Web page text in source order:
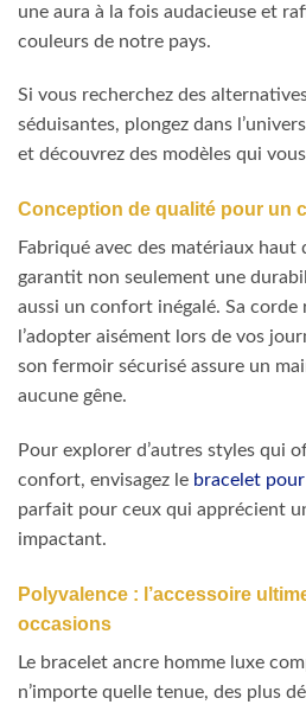
une aura à la fois audacieuse et
couleurs de notre pays.
Si vous recherchez des
séduisantes, plongez dans
et découvrez des modèles qui
Conception de qualité pour un
Fabriqué avec des matériaux haut
garantit non seulement une
aussi un confort inégalé. Sa corde
l’adopter aisément lors de vos
son fermoir sécurisé assure un
aucune gêne.
Pour explorer d’autres styles qui
confort, envisagez le bracelet
parfait pour ceux qui apprécient
impactant.
Polyvalence : l’accessoire
occasions
Le bracelet ancre homme luxe
n’importe quelle tenue, des plus